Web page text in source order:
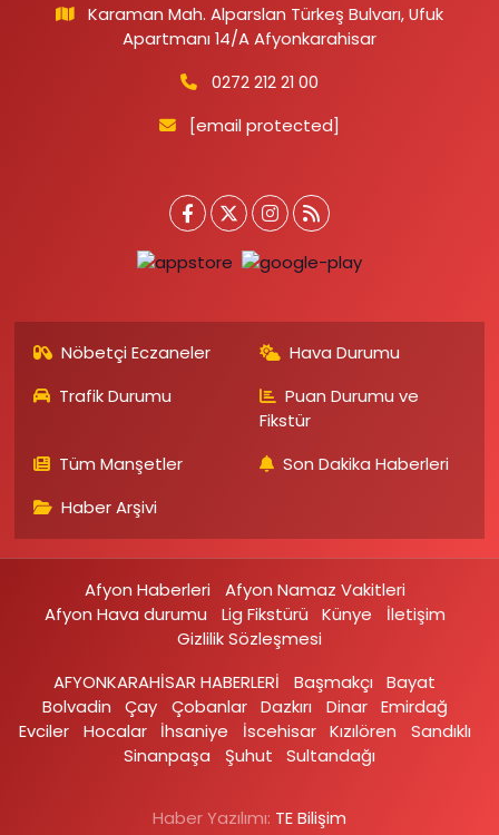
Karaman Mah. Alparslan Türkeş Bulvarı, Ufuk
Apartmanı 14/A Afyonkarahisar
0272 212 21 00
[email protected]
Nöbetçi Eczaneler
Hava Durumu
Trafik Durumu
Puan Durumu ve
Fikstür
Tüm Manşetler
Son Dakika Haberleri
Haber Arşivi
Afyon Haberleri
Afyon Namaz Vakitleri
Afyon Hava durumu
Lig Fikstürü Künye
İletişim
Gizlilik Sözleşmesi
AFYONKARAHİSAR HABERLERİ
Başmakçı
Bayat
Bolvadin
Çay Çobanlar Dazkırı Dinar Emirdağ‎
Evciler‎
Hocalar İhsaniye‎ İscehisar Kızılören‎
Sandıklı‎
Sinanpaşa
Şuhut Sultandağı
Haber Yazılımı: TE Bilişim